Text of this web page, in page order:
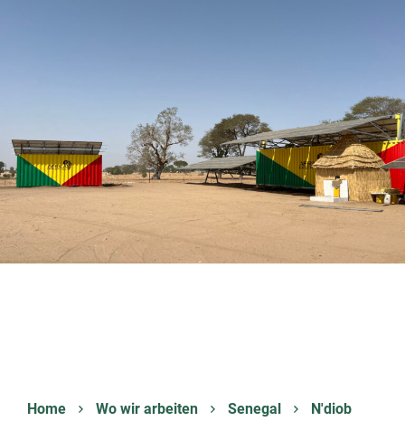
Home Wo wir arbeiten Senegal N'diob